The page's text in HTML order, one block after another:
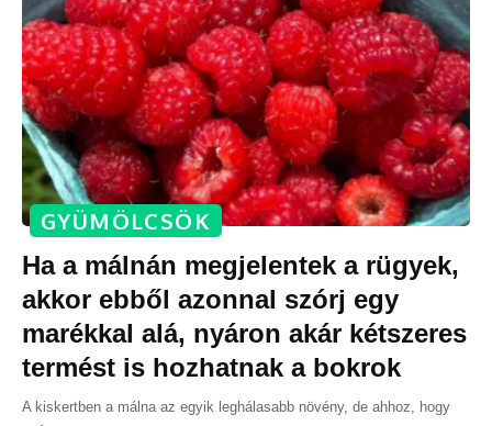
GYÜMÖLCSÖK
Ha a málnán megjelentek a rügyek,
akkor ebből azonnal szórj egy
marékkal alá, nyáron akár kétszeres
termést is hozhatnak a bokrok
A kiskertben a málna az egyik leghálasabb növény, de ahhoz, hogy